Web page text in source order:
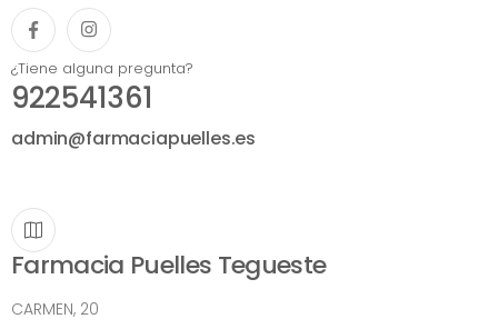
¿Tiene alguna pregunta?
922541361
admin@farmaciapuelles.es
Farmacia Puelles Tegueste
CARMEN, 20